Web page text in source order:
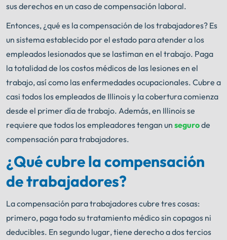
sus derechos en un caso de compensación laboral.
Entonces, ¿qué es la compensación de los trabajadores? Es
un sistema establecido por el estado para atender a los
empleados lesionados que se lastiman en el trabajo. Paga
la totalidad de los costos médicos de las lesiones en el
trabajo, así como las enfermedades ocupacionales. Cubre a
casi todos los empleados de Illinois y la cobertura comienza
desde el primer día de trabajo. Además, en Illinois se
requiere que todos los empleadores tengan un segurode
compensación para trabajadores.
¿Qué cubre la compensación
de trabajadores?
La compensación para trabajadores cubre tres cosas:
primero, paga todo su tratamiento médico sin copagos ni
deducibles. En segundo lugar, tiene derecho a dos tercios